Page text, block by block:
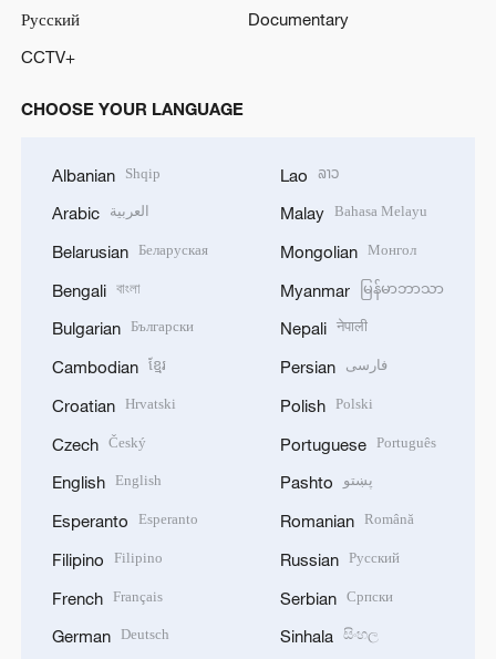
Русский
Documentary
CCTV+
CHOOSE YOUR LANGUAGE
Albanian Shqip
Arabic العربية
Belarusian Беларуская
Bengali বাংলা
Bulgarian Български
Cambodian ខ្មែរ
Croatian Hrvatski
Czech Český
English English
Esperanto Esperanto
Filipino Filipino
French Français
German Deutsch
Lao ລາວ
Malay Bahasa Melayu
Mongolian Монгол
Myanmar မြန်မာဘာသာ
Nepali नेपाली
Persian فارسی
Polish Polski
Portuguese Português
Pashto پښتو
Romanian Română
Russian Русский
Serbian Српски
Sinhala සිංහල